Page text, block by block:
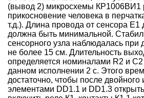
(вывод 2) микросхемы КР1006ВИ1
прикосновение человека в
т.д.). Длина провода от сенсора Е1
должна быть минимальной.
сенсорного узла наблюдалась при
не более 15 см. Длительность
определяется номиналами R2 и С2
данном исполнении 2 с. Этого
достаточно, чтобы после двойного
элементами DD1.1 и DD1.3